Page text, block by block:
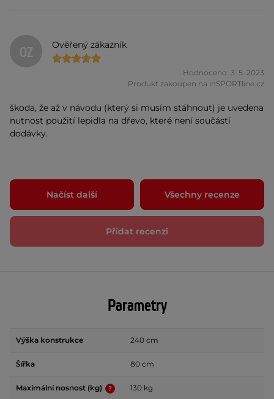
OZ Ověřený zákazník
Hodnoceno: 3. 5. 2023
Produkt zakoupen na inSPORTline.cz
škoda, že až v návodu (který si musím stáhnout) je uvedena
nutnost použití lepidla na dřevo, které není součástí
dodávky.
Načíst další Všechny recenze
Přidat recenzi
Parametry
Výška konstrukce 240 cm
Šířka 80 cm
Maximální nosnost (kg) 130 kg